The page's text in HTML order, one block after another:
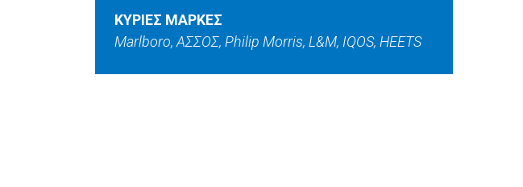
ΚΥΡΙΕΣ ΜΑΡΚΕΣ
Marlboro, ΑΣΣΟΣ, Philip Morris, L&M, IQOS, HEETS